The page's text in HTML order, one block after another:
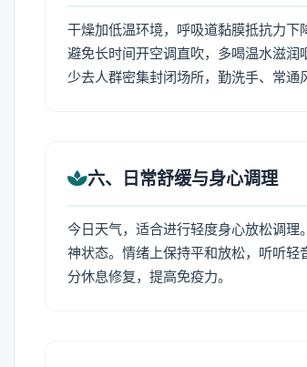
干燥加低温环境，呼吸道黏膜抵抗力
避免长时间开空调直吹，多喝温水滋润
少去人群密集封闭场所，勤洗手、常通
六、日常舒缓与身心调理
今日天气，适合进行轻度身心放松调
神状态。情绪上保持平和放松，听听
分休息修复，提高免疫力。